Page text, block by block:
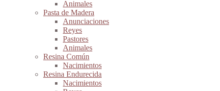
Animales
Pasta de Madera
Anunciaciones
Reyes
Pastores
Animales
Resina Común
Nacimientos
Resina Endurecida
Nacimientos